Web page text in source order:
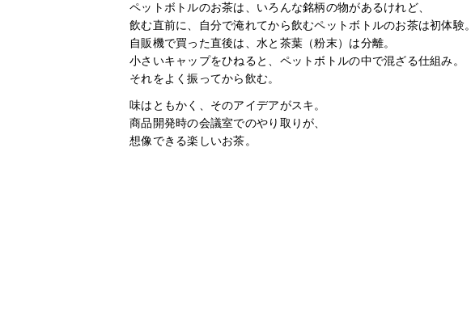
ペットボトルのお茶は、いろんな銘柄の物があるけれど、
飲む直前に、自分で淹れてから飲むペットボトルのお茶は初体験。
自販機で買った直後は、水と茶葉（粉末）は分離。
小さいキャップをひねると、ペットボトルの中で混ざる仕組み。
それをよく振ってから飲む。
味はともかく、そのアイデアがスキ。
商品開発時の会議室でのやり取りが、
想像できる楽しいお茶。